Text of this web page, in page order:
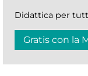
Didattica per
Gratis con la